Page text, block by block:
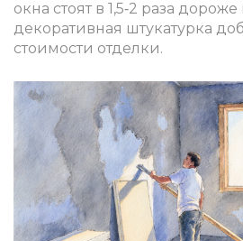
окна стоят в 1,5‑2 раза
декоративная штукатурка
стоимости отделки.